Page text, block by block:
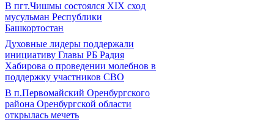
В пгт.Чишмы состоялся XIX сход
мусульман Республики
Башкортостан
Духовные лидеры поддержали
инициативу Главы РБ Радия
Хабирова о проведении молебнов в
поддержку участников СВО
В п.Первомайский Оренбургского
района Оренбургской области
открылась мечеть